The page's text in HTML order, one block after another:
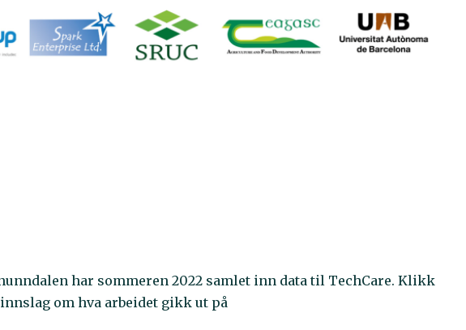
har sommeren 2022 samlet inn data til TechCare.Klikk
om hva arbeidet gikk ut på